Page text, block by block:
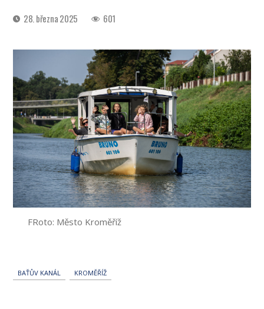
Datum28. března 2025 601
FRoto: Město Kroměříž
BAŤŮV KANÁL KROMĚŘÍŽ